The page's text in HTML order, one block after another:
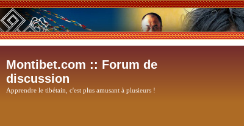
Montibet.com :: Forum de
discussion
Apprendre le tibétain, c'est plus amusant à plusieurs !